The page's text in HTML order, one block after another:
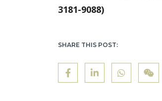
3181-9088)
SHARE THIS POST: